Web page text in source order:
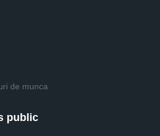
de munca
public